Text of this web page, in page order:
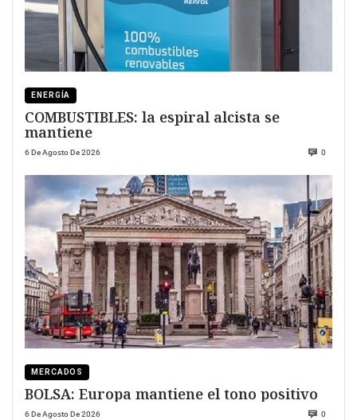
ENERGÍA
COMBUSTIBLES: la espiral alcista se
mantiene
6 De Agosto De 2026 0
MERCADOS
BOLSA: Europa mantiene el tono positivo
6 De Agosto De 2026 0